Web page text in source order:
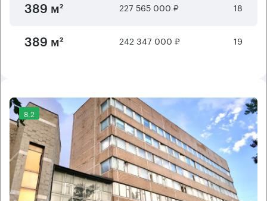
389 м² 227 565 000 ₽ 18
389 м² 242 347 000 ₽ 19
8.2